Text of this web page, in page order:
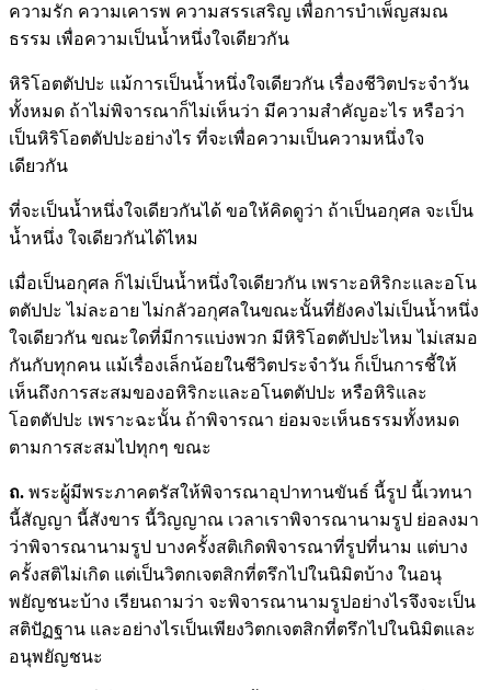
ความรัก ความเคารพ ความสรรเสริญ เพื่อการบำเพ็ญสมณ
ธรรม เพื่อความเป็นน้ำหนึ่งใจเดียวกัน
หิริโอตตัปปะ แม้การเป็นน้ำหนึ่งใจเดียวกัน เรื่องชีวิตประจำวัน
ทั้งหมด ถ้าไม่พิจารณาก็ไม่เห็นว่า มีความสำคัญอะไร หรือว่า
เป็นหิริโอตตัปปะอย่างไร ที่จะเพื่อความเป็นความหนึ่งใจ
เดียวกัน
ที่จะเป็นน้ำหนึ่งใจเดียวกันได้ ขอให้คิดดูว่า ถ้าเป็นอกุศล จะเป็น
น้ำหนึ่ง ใจเดียวกันได้ไหม
เมื่อเป็นอกุศล ก็ไม่เป็นน้ำหนึ่งใจเดียวกัน เพราะอหิริกะและอโน
ตตัปปะ ไม่ละอาย ไม่กลัวอกุศลในขณะนั้นที่ยังคงไม่เป็นน้ำหนึ่ง
ใจเดียวกัน ขณะใดที่มีการแบ่งพวก มีหิริโอตตัปปะไหม ไม่เสมอ
กันกับทุกคน แม้เรื่องเล็กน้อยในชีวิตประจำวัน ก็เป็นการชี้ให้
เห็นถึงการสะสมของอหิริกะและอโนตตัปปะ หรือหิริและ
โอตตัปปะ เพราะฉะนั้น ถ้าพิจารณา ย่อมจะเห็นธรรมทั้งหมด
ตามการสะสมไปทุกๆ ขณะ
ถ. พระผู้มีพระภาคตรัสให้พิจารณาอุปาทานขันธ์ นี้รูป นี้เวทนา
นี้สัญญา นี้สังขาร นี้วิญญาณ เวลาเราพิจารณานามรูป ย่อลงมา
ว่าพิจารณานามรูป บางครั้งสติเกิดพิจารณาที่รูปที่นาม แต่บาง
ครั้งสติไม่เกิด แต่เป็นวิตกเจตสิกที่ตรึกไปในนิมิตบ้าง ในอนุ
พยัญชนะบ้าง เรียนถามว่า จะพิจารณานามรูปอย่างไรจึงจะเป็น
สติปัฏฐาน และอย่างไรเป็นเพียงวิตกเจตสิกที่ตรึกไปในนิมิตและ
อนุพยัญชนะ